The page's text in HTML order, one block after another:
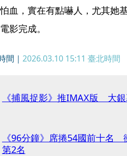
血，實在有點嚇人，尤其她
影完成。
間｜ 2026.03.10 15:11 臺北時間
《捕風捉影》推IMAX版 大
《96分鐘》席捲54國前十名
第2名